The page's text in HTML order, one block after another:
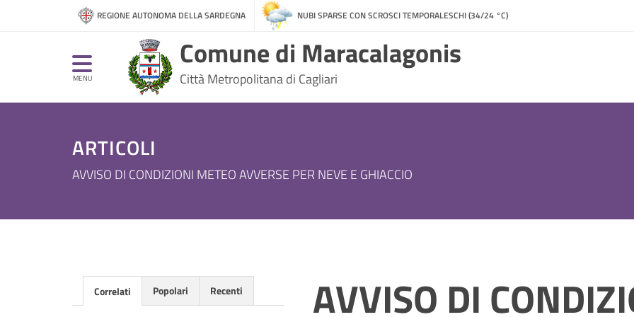
REGIONE AUTONOMA DELLA SARDEGNA NUBI SPARSE CON SCROSCI TEMPORALESCHI (34/24 °C)
MENU
Comune di Maracalagonis
Città Metropolitana di Cagliari
ARTICOLI
AVVISO DI CONDIZIONI METEO AVVERSE PER NEVE E GHIACCIO
AVVISO DI
Correlati Popolari Recenti